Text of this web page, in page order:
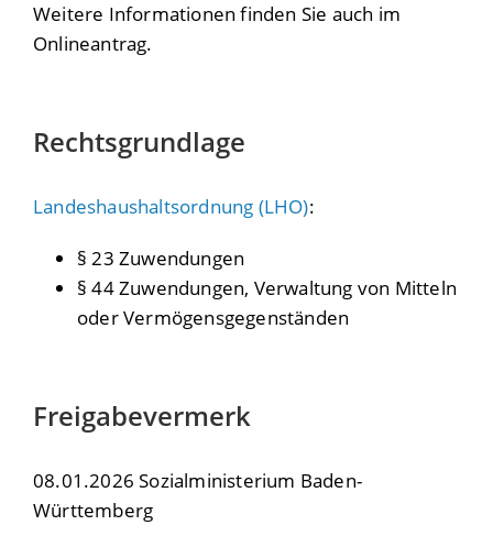
Weitere Informationen finden Sie auch im
Onlineantrag.
Rechtsgrundlage
Landeshaushaltsordnung (LHO):
§ 23 Zuwendungen
§ 44 Zuwendungen, Verwaltung von Mitteln
oder Vermögensgegenständen
Freigabevermerk
08.01.2026 Sozialministerium Baden-
Württemberg